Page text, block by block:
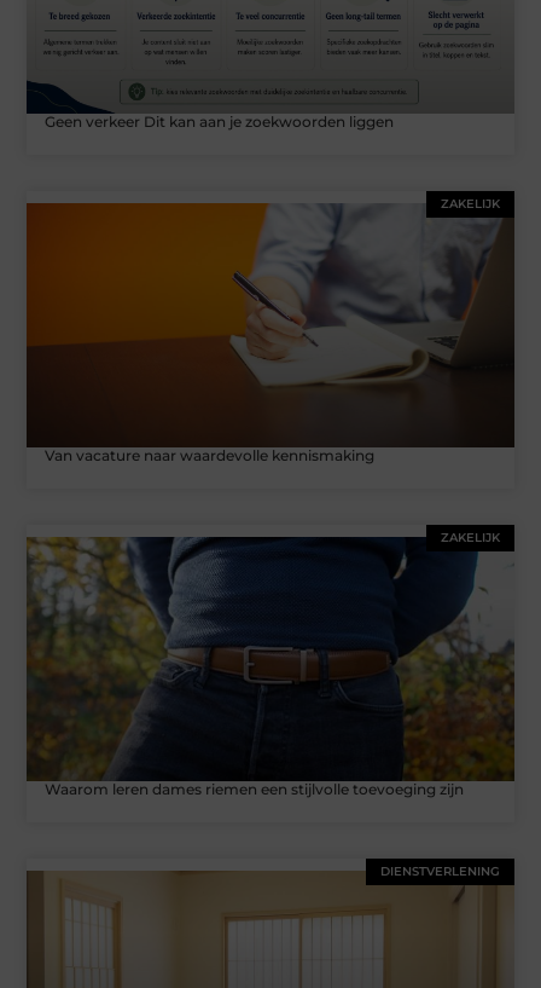
Geen verkeer Dit kan aan je zoekwoorden liggen
ZAKELIJK
Van vacature naar waardevolle kennismaking
ZAKELIJK
Waarom leren dames riemen een stijlvolle toevoeging zijn
DIENSTVERLENING